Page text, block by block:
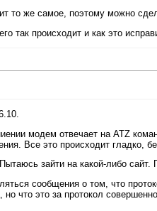
то же самое, поэтому можно
так происходит и как это
модем отвечает на ATZ
Все это происходит гладко,
зайти на какой-либо сайт.
сообщения о том, что
что это за протокол